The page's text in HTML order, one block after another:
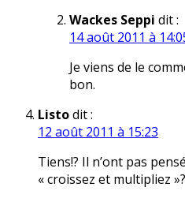
Wackes Seppi dit :
14 août 2011 à
Je viens de le
bon.
Listodit :
12 août 2011 à 15:23
Tiens!? Il n’ont pas
« croissez et multipliez